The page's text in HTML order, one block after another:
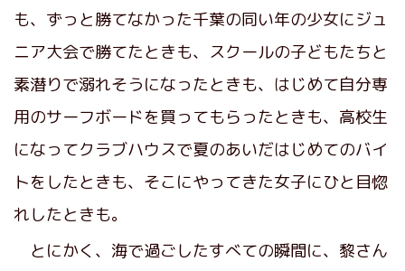
も、ずっと勝てなかった千葉の同い年の少女にジュ
ニア大会で勝てたときも、スクールの子どもたちと
素潜りで溺れそうになったときも、はじめて自分専
用のサーフボードを買ってもらったときも、高校生
になってクラブハウスで夏のあいだはじめてのバイ
トをしたときも、そこにやってきた女子にひと目惚
れしたときも。
とにかく、海で過ごしたすべての瞬間に、黎さん